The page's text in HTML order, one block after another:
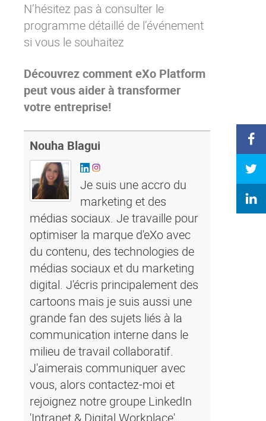
N’hésitez pas à consulter le
programme détaillé de l’événement
si vous le souhaitez
Découvrez comment eXo Platform
peut vous aider à transformer
votre entreprise!
Nouha Blagui
Je suis une accro du
marketing et des
médias sociaux. Je travaille pour
optimiser la marque d'eXo avec
du contenu, des technologies de
médias sociaux et du marketing
digital. J'écris principalement des
cartoons mais je suis aussi une
grande fan des sujets liés à la
communication interne dans le
milieu de travail collaboratif.
J'aimerais communiquer avec
vous, alors contactez-moi et
rejoignez notre groupe LinkedIn
'Intranet & Digital Workplace'.